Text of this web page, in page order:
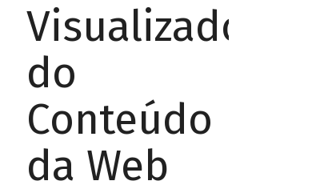
Visualizador
do
Conteúdo
da Web